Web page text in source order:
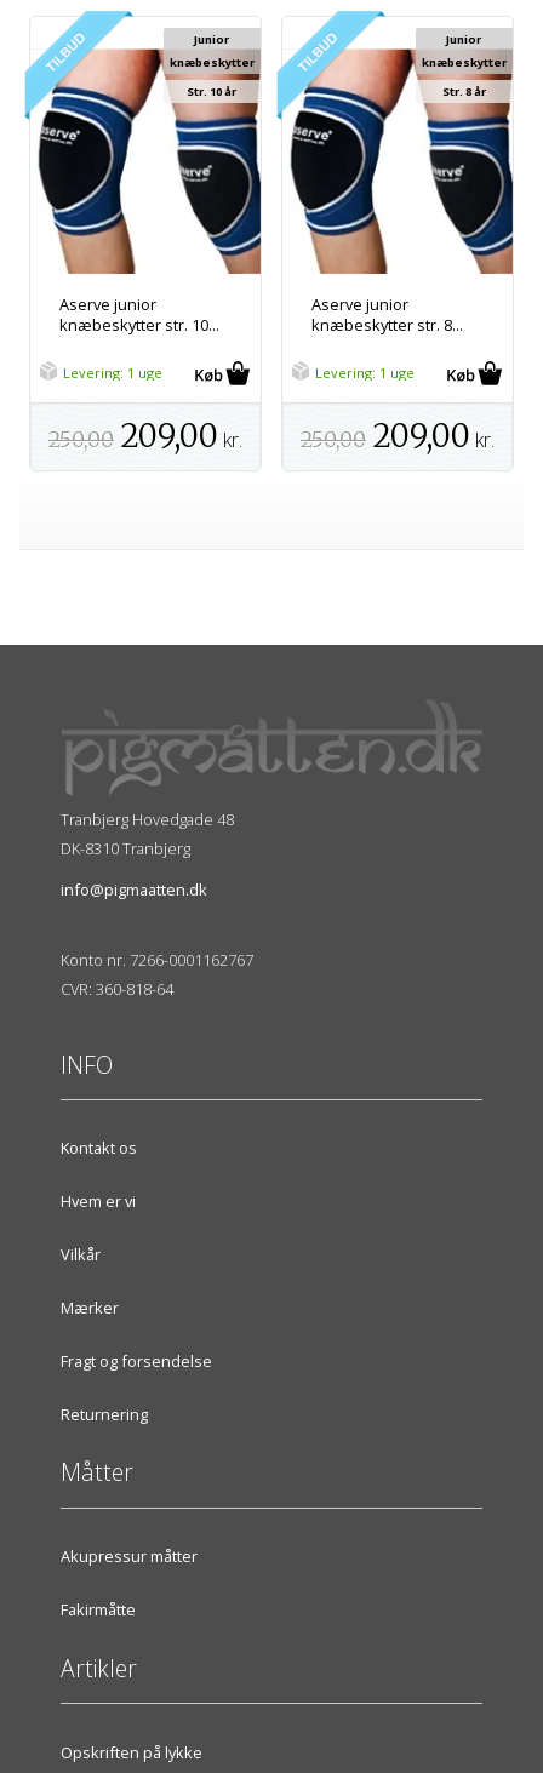
Aserve junior
knæbeskytter str. 10...
Junior
knæbeskytter
Str. 10 år
Levering: 1 uge
250,00 209,00 kr.
Aserve junior
knæbeskytter str. 8...
Junior
knæbeskytter
Str. 8 år
Levering: 1 uge
250,00 209,00 kr.
Tranbjerg Hovedgade 48
DK-8310 Tranbjerg
info@pigmaatten.dk
Konto nr. 7266-0001162767
CVR: 360-818-64
INFO
Kontakt os
Hvem er vi
Vilkår
Mærker
Fragt og forsendelse
Returnering
Måtter
Akupressur måtter
Fakirmåtte
Artikler
Opskriften på lykke